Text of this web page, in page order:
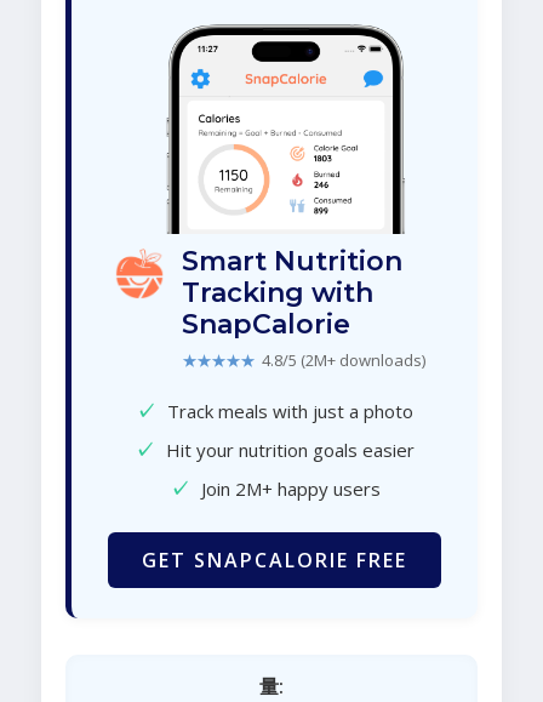
Smart Nutrition
Tracking with
SnapCalorie
★★★★★ 4.8/5 (2M+ downloads)
✓ Track meals with just a photo
✓ Hit your nutrition goals easier
✓ Join 2M+ happy users
GET SNAPCALORIE FREE
量: